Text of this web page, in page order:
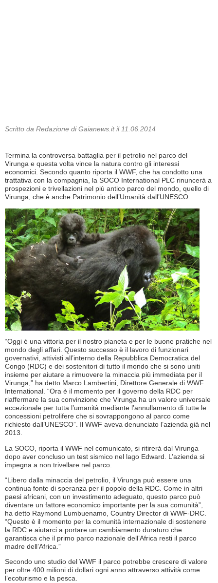
Scritto da Redazione di Gaianews.it il 11.06.2014
Termina la controversa battaglia per il petrolio nel parco del
Virunga e questa volta vince la natura contro gli interessi
economici. Secondo quanto riporta il WWF, che ha condotto una
trattativa con la compagnia, la SOCO International PLC rinuncerà a
prospezioni e trivellazioni nel più antico parco del mondo, quello di
Virunga, che è anche Patrimonio dell’Umanità dall’UNESCO.
“Oggi è una vittoria per il nostro pianeta e per le buone pratiche nel
mondo degli affari. Questo successo è il lavoro di funzionari
governativi, attivisti all’interno della Repubblica Democratica del
Congo (RDC) e dei sostenitori di tutto il mondo che si sono uniti
insieme per aiutare a rimuovere la minaccia più immediata per il
Virunga,” ha detto Marco Lambertini, Direttore Generale di WWF
International. “Ora è il momento per il governo della RDC per
riaffermare la sua convinzione che Virunga ha un valore universale
eccezionale per tutta l’umanità mediante l’annullamento di tutte le
concessioni petrolifere che si sovrappongono al parco come
richiesto dall’UNESCO”. Il WWF aveva denunciato l’azienda già nel
2013.
La SOCO, riporta il WWF nel comunicato, si ritirerà dal Virunga
dopo aver concluso un test sismico nel lago Edward. L’azienda si
impegna a non trivellare nel parco.
“Libero dalla minaccia del petrolio, il Virunga può essere una
continua fonte di speranza per il popolo della RDC. Come in altri
paesi africani, con un investimento adeguato, questo parco può
diventare un fattore economico importante per la sua comunità”,
ha detto Raymond Lumbuenamo, Country Director di WWF-DRC.
“Questo è il momento per la comunità internazionale di sostenere
la RDC e aiutarci a portare un cambiamento duraturo che
garantisca che il primo parco nazionale dell’Africa resti il parco
madre dell’Africa.”
Secondo uno studio del WWF il parco potrebbe crescere di valore
per oltre 400 milioni di dollari ogni anno attraverso attività come
l’ecoturismo e la pesca.